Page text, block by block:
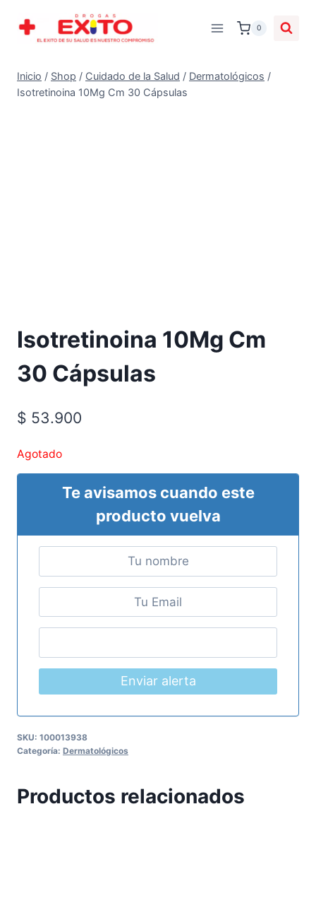
0
Inicio / Shop / Cuidado de la Salud / Dermatológicos /
Isotretinoina 10Mg Cm 30 Cápsulas
Isotretinoina 10Mg Cm
30 Cápsulas
$ 53.900
Agotado
Te avisamos cuando este
producto vuelva
Enviar alerta
SKU: 100013938
Categoría: Dermatológicos
Productos relacionados